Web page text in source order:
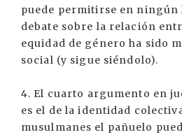
puede permitirse en ningún
debate sobre la relación
equidad de género ha sido
social (y sigue siéndolo).
4. El cuarto argumento en
es el de la identidad
musulmanes el pañuelo